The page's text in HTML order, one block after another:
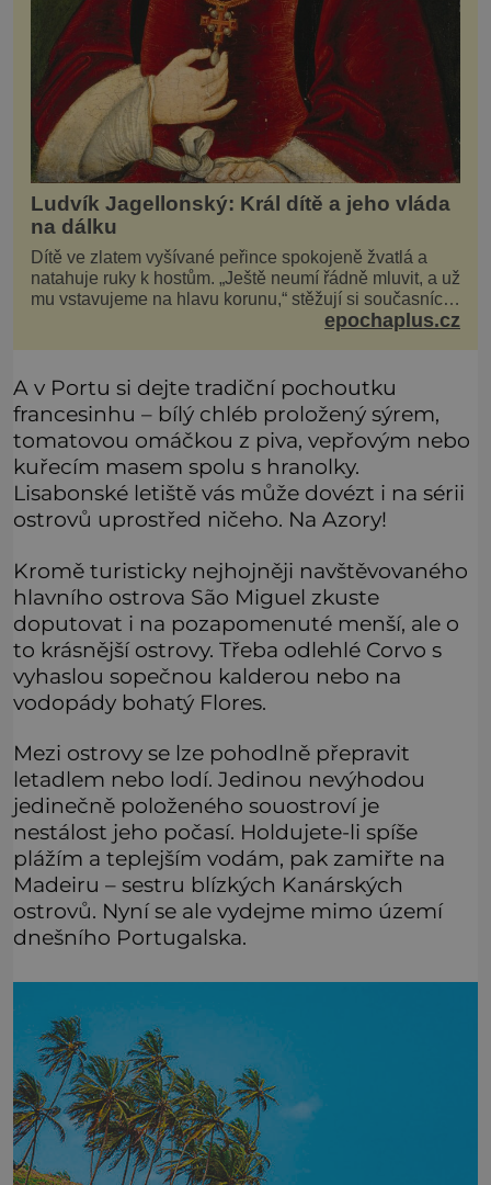
Ludvík Jagellonský: Král dítě a jeho vláda
na dálku
Dítě ve zlatem vyšívané peřince spokojeně žvatlá a
natahuje ruky k hostům. „Ještě neumí řádně mluvit, a už
mu vstavujeme na hlavu korunu,“ stěžují si současníci,
pro které je k neuvěření, že droboučký princ se dnes
epochaplus.cz
A v Portu si dejte tradiční pochoutku
francesinhu – bílý chléb proložený sýrem,
tomatovou omáčkou z piva, vepřovým nebo
kuřecím masem spolu s hranolky.
Lisabonské letiště vás může dovézt i na sérii
ostrovů uprostřed ničeho. Na Azory!
Kromě turisticky nejhojněji navštěvovaného
hlavního ostrova São Miguel zkuste
doputovat i na pozapomenuté menší, ale o
to krásnější ostrovy. Třeba odlehlé Corvo s
vyhaslou sopečnou kalderou nebo na
vodopády bohatý Flores.
Mezi ostrovy se lze pohodlně přepravit
letadlem nebo lodí. Jedinou nevýhodou
jedinečně položeného souostroví je
nestálost jeho počasí. Holdujete-li spíše
plážím a teplejším vodám, pak zamiřte na
Madeiru – sestru blízkých Kanárských
ostrovů. Nyní se ale vydejme mimo území
dnešního Portugalska.